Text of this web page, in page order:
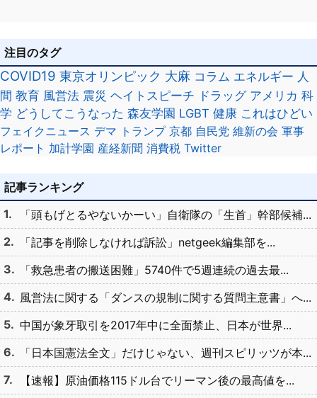
注目のタグ
COVID19 東京オリンピック 大麻 コラム エネルギー 人
間 教育 風営法 震災 ヘイトスピーチ ドラッグ アメリカ 科
学 どうしてこうなった 森友学園 LGBT 健康 これはひどい
フェイクニュース デマ トランプ 京都 自民党 維新の会 軍事
レポート 加計学園 産経新聞 消費税 Twitter
記事ランキング
「頭もげとるやないかーい」自衛隊の「生首」幹部候補...
「記事を削除しなければ訴訟」netgeek編集部を...
「救急患者の搬送困難」5740件で5週連続の過去最...
風営法に関する「ダンスの規制に関する質問主意書」へ...
中国が象牙取引を2017年中に全面禁止、日本が世界...
「日本国憲法全文」だけじゃない、週刊スピリッツが本...
【速報】原油価格115ドル台でリーマン後の最高値を...